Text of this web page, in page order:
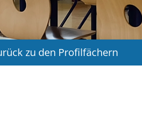
zu den Profilfächern